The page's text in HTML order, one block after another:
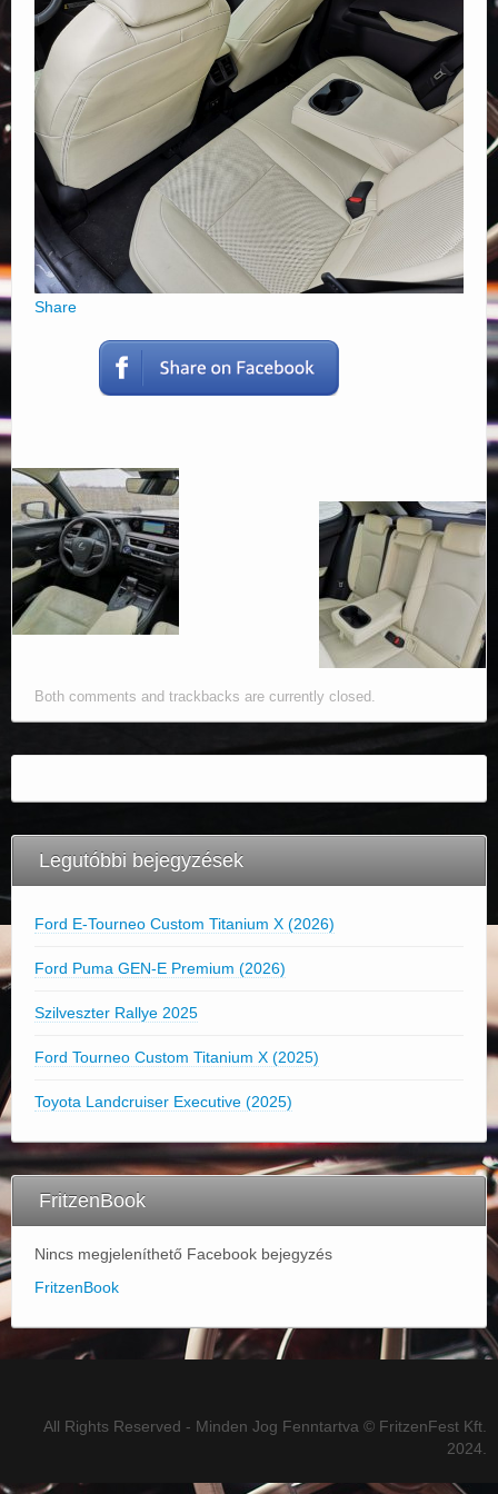
Elérhetőségek
Share
Both comments and trackbacks are currently closed.
Legutóbbi bejegyzések
Ford E-Tourneo Custom Titanium X (2026)
Ford Puma GEN-E Premium (2026)
Szilveszter Rallye 2025
Ford Tourneo Custom Titanium X (2025)
Toyota Landcruiser Executive (2025)
FritzenBook
Nincs megjeleníthető Facebook bejegyzés
FritzenBook
All Rights Reserved - Minden Jog Fenntartva © FritzenFest Kft.
2024.